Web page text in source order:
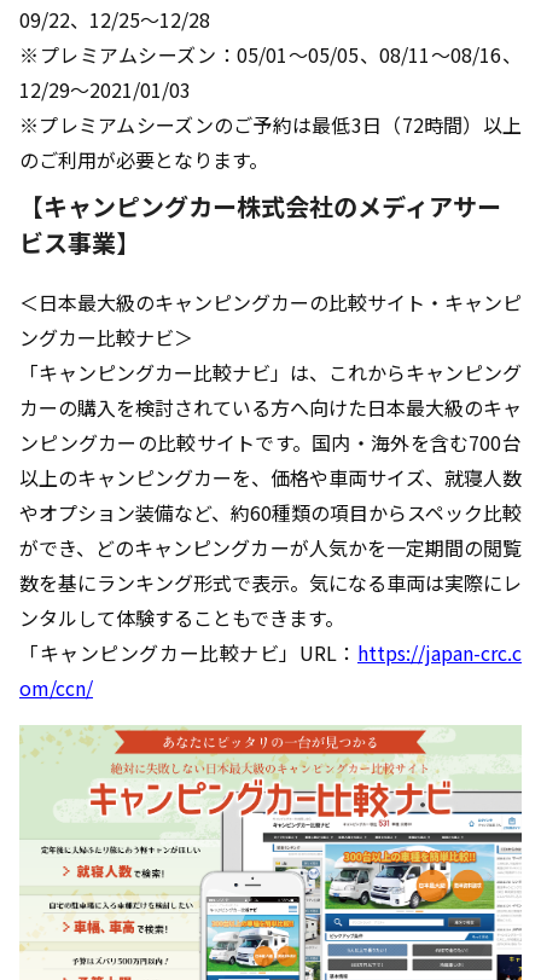
09/22、12/25～12/28
※プレミアムシーズン：05/01～05/05、08/11〜08/16、
12/29～2021/01/03
※プレミアムシーズンのご予約は最低3日（72時間）以上
のご利用が必要となります。
【キャンピングカー株式会社のメディアサー
ビス事業】
＜日本最大級のキャンピングカーの比較サイト・キャンピ
ングカー比較ナビ＞
「キャンピングカー比較ナビ」は、これからキャンピング
カーの購入を検討されている方へ向けた日本最大級のキャ
ンピングカーの比較サイトです。国内・海外を含む700台
以上のキャンピングカーを、価格や車両サイズ、就寝人数
やオプション装備など、約60種類の項目からスペック比較
ができ、どのキャンピングカーが人気かを一定期間の閲覧
数を基にランキング形式で表示。気になる車両は実際にレ
ンタルして体験することもできます。
「キャンピングカー比較ナビ」URL： https://japan-crc.c
om/ccn/